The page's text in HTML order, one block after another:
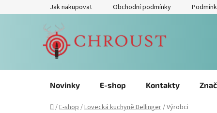
na
Jak nakupovat Obchodní podmínky
Novinky E-shop Kontakty
Domů
/E-shop/Lovecká kuchyně Dellinger/Výrobci